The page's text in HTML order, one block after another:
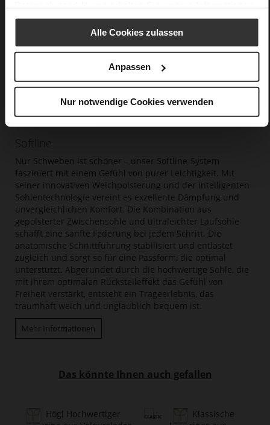
Alle Cookies zulassen
Anpassen
Nur notwendige Cookies verwenden
Nur Schweben ist schöner – unser Softline-System
fasziniert mit einem Gefühl von purer Leichtigkeit. Mit
seiner innovativen Weichpolsterung und der intelligenten
Sohlentechnologie vereint es exzellente Dämpfung und
unvergleichlichen Komfort. Die Kombination aus
gepolsterter Zwischensohle und ultraleichter Laufsohle
schafft eine sanfte Federung bei jedem Schritt. Die
anatomische Schnittführung stabilisiert und entlastet
zugleich und sorgt so für eine Passform, die optimal
unterstützt. Abgerundet durch die hochwertige Sohle, die
mit ihrem optimalen Rückstelleffekt das Gefühl von
Freiheit verstärkt, entsteht ein Trageerlebnis, das
traumhaft weich und unglaublich bequem ist.
Mehr Informationen
Das könnte Ihnen auch gefallen